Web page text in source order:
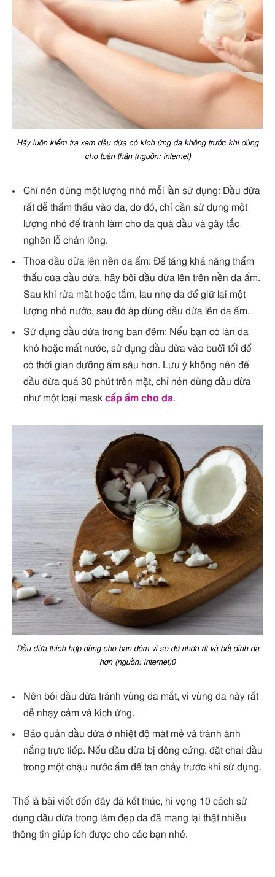
Hãy luôn kiểm tra xem dầu dừa có kích ứng da không trước khi dùng
cho toàn thân (nguồn: internet)
Chỉ nên dùng một lượng nhỏ mỗi lần sử dụng: Dầu dừa
rất dễ thẩm thấu vào da, do đó, chỉ cần sử dụng một
lượng nhỏ để tránh làm cho da quá dầu và gây tắc
nghẽn lỗ chân lông.
Thoa dầu dừa lên nền da ẩm: Để tăng khả năng thẩm
thấu của dầu dừa, hãy bôi dầu dừa lên trên nền da ẩm.
Sau khi rửa mặt hoặc tắm, lau nhẹ da để giữ lại một
lượng nhỏ nước, sau đó áp dùng dầu dừa lên da ẩm.
Sử dụng dầu dừa trong ban đêm: Nếu bạn có làn da
khô hoặc mất nước, sử dụng dầu dừa vào buổi tối để
có thời gian dưỡng ẩm sâu hơn. Lưu ý không nên để
dầu dừa quá 30 phút trên mặt, chỉ nên dùng dầu dừa
như một loại mask cấp ẩm cho da.
Dầu dừa thích hợp dùng cho ban đêm vì sẽ đỡ nhờn rít và bết dính da
hơn (nguồn: internet)0
Nên bôi dầu dừa tránh vùng da mắt, vì vùng da này rất
dễ nhạy cảm và kích ứng.
Bảo quản dầu dừa ở nhiệt độ mát mẻ và tránh ánh
nắng trực tiếp. Nếu dầu dừa bị đông cứng, đặt chai dầu
trong một chậu nước ấm để tan chảy trước khi sử dụng.
Thế là bài viết đến đây đã kết thúc, hi vọng 10 cách sử
dụng dầu dừa trong làm đẹp da đã mang lại thật nhiều
thông tin giúp ích được cho các bạn nhé.